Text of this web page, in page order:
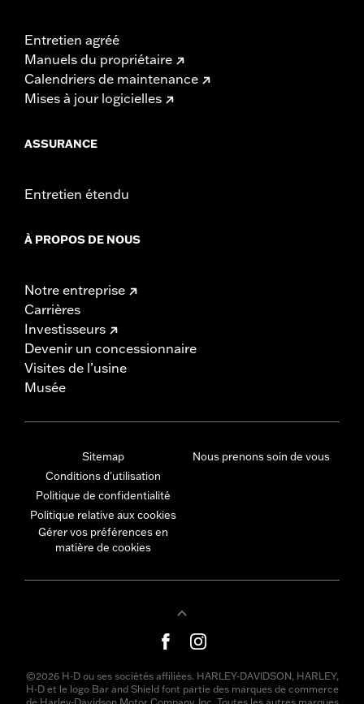
Entretien agréé
Manuels du propriétaire
Calendriers de maintenance
Mises à jour logicielles
ASSURANCE
Entretien étendu
À PROPOS DE NOUS
Notre entreprise
Carrières
Investisseurs
Devenir un concessionnaire
Visites de l’usine
Musée
Sitemap
Conditions d'utilisation
Politique de confidentialité
Politique relative aux cookies
Gérer vos préférences en
matière de cookies
Nous prenons soin de vous
©2026 H-D ou ses sociétés affiliées. HARLEY-DAVIDSON, HARLEY,
H-D et le logo Bar and Shield font partie des marques de commerce